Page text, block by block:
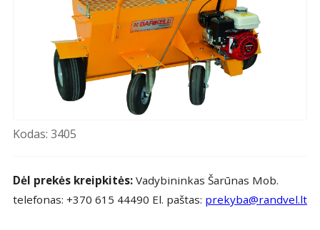
Kodas: 3405
Dėl prekės kreipkitės:Vadybininkas Šarūnas Mob.
telefonas: +370 615 44490 El. paštas: prekyba@randvel.lt